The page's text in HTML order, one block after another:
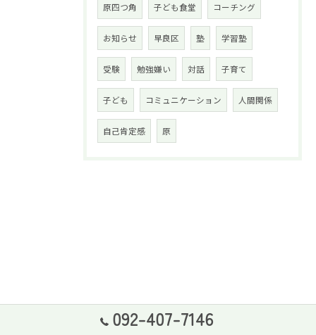
原四つ角 子ども食堂 コーチング
お知らせ 早良区 塾 学習塾
受験 勉強嫌い 対話 子育て
子ども コミュニケーション 人間関係
自己肯定感 原
092-407-7146